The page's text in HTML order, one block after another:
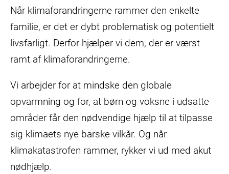
Når klimaforandringerne rammer den enkelte
familie, er det er dybt problematisk og potentielt
livsfarligt. Derfor hjælper vi dem, der er værst
ramt af klimaforandringerne.
Vi arbejder for at mindske den globale
opvarmning og for, at børn og voksne i udsatte
områder får den nødvendige hjælp til at tilpasse
sig klimaets nye barske vilkår. Og når
klimakatastrofen rammer, rykker vi ud med akut
nødhjælp.